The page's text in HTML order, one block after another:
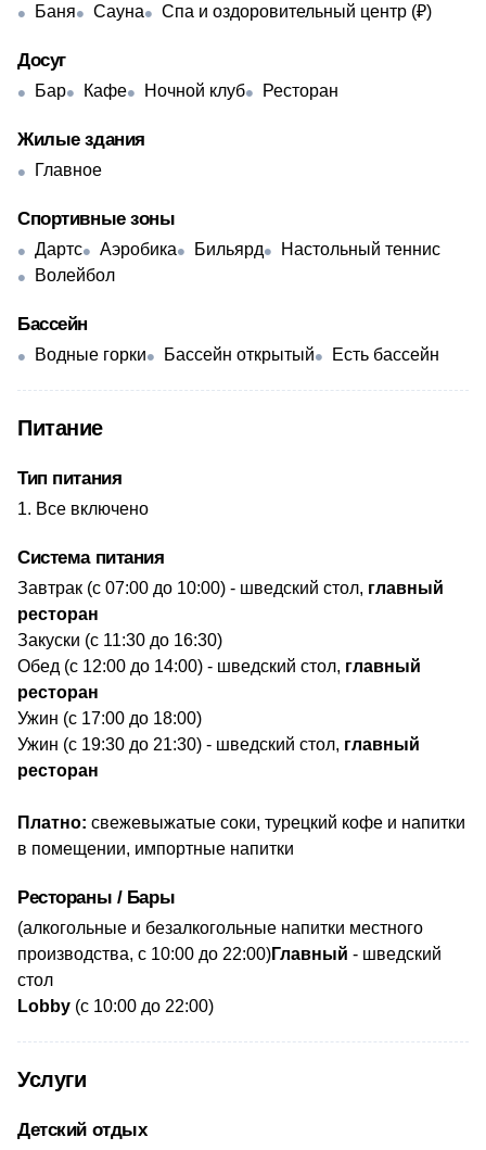
Баня Сауна Спа и оздоровительный центр (₽)
Досуг
Бар Кафе Ночной клуб Ресторан
Жилые здания
Главное
Спортивные зоны
Дартс Аэробика Бильярд
Настольный теннис
Волейбол
Бассейн
Водные горки Бассейн открытый Есть бассейн
Питание
Тип питания
Все включено
Система питания
​Завтрак (с 07:00 до 10:00) - шведский стол, главный
ресторан
Закуски (с 11:30 до 16:30)
Обед (с 12:00 до 14:00) - шведский стол, главный
ресторан
Ужин (с 17:00 до 18:00)
Ужин (с 19:30 до 21:30) - шведский стол, главный
ресторан
Платно: свежевыжатые соки, турецкий кофе и напитки
в помещении, импортные напитки
Рестораны / Бары
(алкогольные и безалкогольные напитки местного
производства, с 10:00 до 22:00)​Главный - шведский
стол
Lobby (с 10:00 до 22:00)
Услуги
Детский отдых